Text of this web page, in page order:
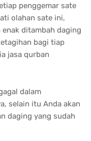
penggemar sate
olahan sate ini,
ditambah daging
bagi tiap
jasa qurban
dalam
selain itu Anda akan
daging yang sudah